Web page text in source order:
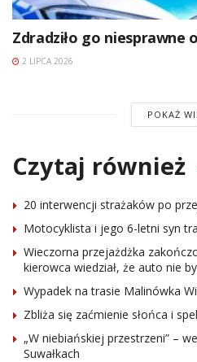
Zdradziło go niesprawne
2 LIPCA 2026
POKAŻ
Czytaj również
20 interwencji strażaków po
Motocyklista i jego 6-letni syn
Wieczorna przejażdżka
kierowca wiedział, że auto nie
Wypadek na trasie Malinówka
Zbliża się zaćmienie słońca i
„W niebiańskiej przestrzeni” –
Suwałkach